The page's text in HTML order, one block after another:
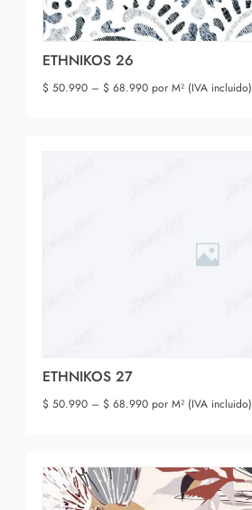
ETHNIKOS 26
$50.990 – $68.990por M² (IVA incluido)
ETHNIKOS 27
$50.990 – $68.990por M² (IVA incluido)